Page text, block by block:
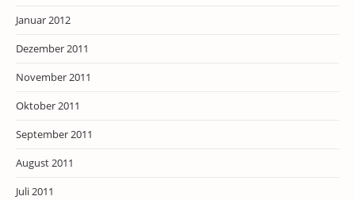
Januar 2012
Dezember 2011
November 2011
Oktober 2011
September 2011
August 2011
Juli 2011